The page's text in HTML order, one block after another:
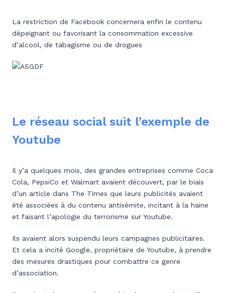
La restriction de Facebook concernera enfin le contenu
dépeignant ou favorisant la consommation excessive
d’alcool, de tabagisme ou de drogues
Le réseau social suit l’exemple de
Youtube
Il y’a quelques mois, des grandes entreprises comme Coca
Cola, PepsiCo et Walmart avaient découvert, par le biais
d’un article dans The Times que leurs publicités avaient
été associées à du contenu antisémite, incitant à la haine
et faisant l’apologie du terrorisme sur Youtube.
Ils avaient alors suspendu leurs campagnes publicitaires.
Et cela a incité Google, propriétaire de Youtube, à prendre
des mesures drastiques pour combattre ce genre
d’association.